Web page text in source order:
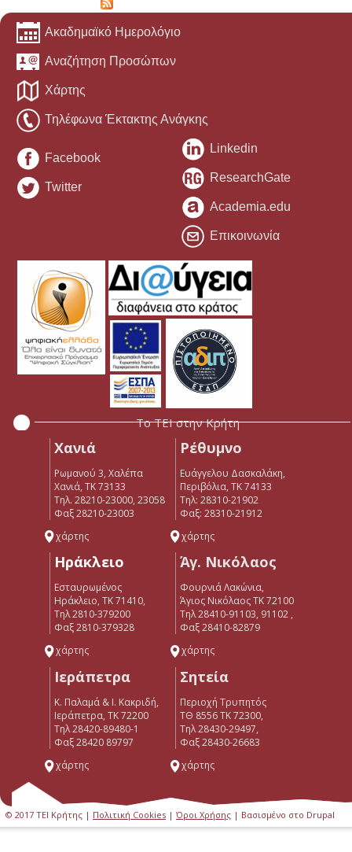
Ακαδημαϊκό Ημερολόγιο
Αναζήτηση Προσώπων
Χάρτης
Τηλέφωνα Έκτακτης Ανάγκης
Facebook
Twitter
Linkedin
ResearchGate
Academia.edu
Επικοινωνία
Το ΤΕΙ στην Κρήτη
Χανιά
Ρωμανού 3, Χαλέπα
Χανιά, ΤΚ 73133
Τηλ. 28210-23000, 23058
Φαξ 28210-23003
χάρτης
Ρέθυμνο
Ευάγγελου Δασκαλάκη,
Περιβόλια, ΤΚ 74133
Tηλ: 28310-21902
Φαξ: 28310-21912
χάρτης
Ηράκλειο
Εσταυρωμένος
Ηράκλειο, ΤΚ 71410,
Τηλ 2810-379200
Φαξ 2810-379328
χάρτης
Άγ. Νικόλαος
Φουρνιά Λακώνια,
Άγιος Νικόλαος ΤΚ 72100
Τηλ 28410-91103, 91102 ,
Φαξ 28410-82879
χάρτης
Ιεράπετρα
Κ. Παλαμά & Ι. Κακριδή,
Ιεράπετρα, ΤΚ 72200
Tηλ 28420-89480-1
Φαξ 28420 89797
χάρτης
Σητεία
Περιοχή Τρυπητός
ΤΘ 8556 ΤΚ 72300,
Τηλ 28430-29497,
Φαξ 28430-26683
χάρτης
© 2017 ΤΕΙ Κρήτης | Πολιτική Cookies | Όροι Χρήσης | Βασισμένο στο Drupal